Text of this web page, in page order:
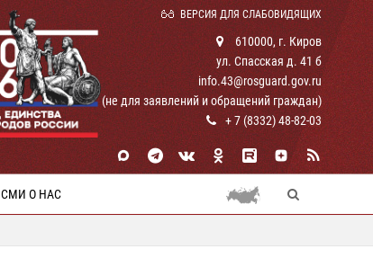
ВЕРСИЯ ДЛЯ СЛАБОВИДЯЩИХ
610000, г. Киров
ул. Спасская д. 41 б
info.43@rosguard.gov.ru
(не для заявлений и обращений граждан)
+ 7 (8332) 48-82-03
СМИ О НАС